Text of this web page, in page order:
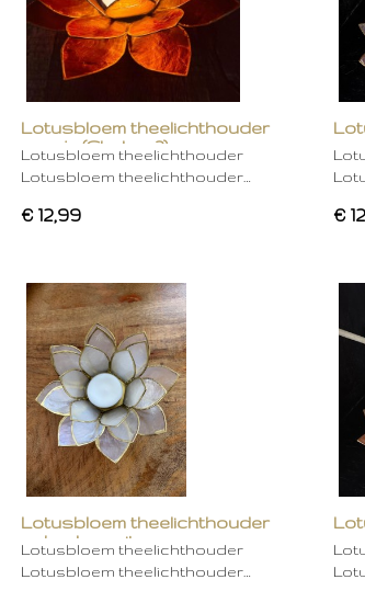
Lotusbloem theelichthouder
oranje (Chakra 2)
Lotusbloem theelichthouder
Lotusbloem theelichthouder…
€ 12,99 €
Lotusbloem theelichthouder
gebroken wit
Lotusbloem theelichthouder
Lotusbloem theelichthouder…